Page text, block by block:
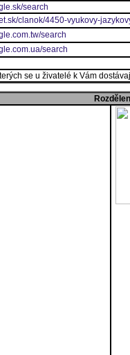
search
clanok/4450-vyukovy-
search
search
se u živatelé k Vám